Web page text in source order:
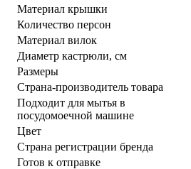
Материал крышки
Количество персон
Материал вилок
Диаметр кастрюли, см
Размеры
Страна-производитель товара
Подходит для мытья в
посудомоечной машине
Цвет
Страна регистрации бренда
Готов к отправке